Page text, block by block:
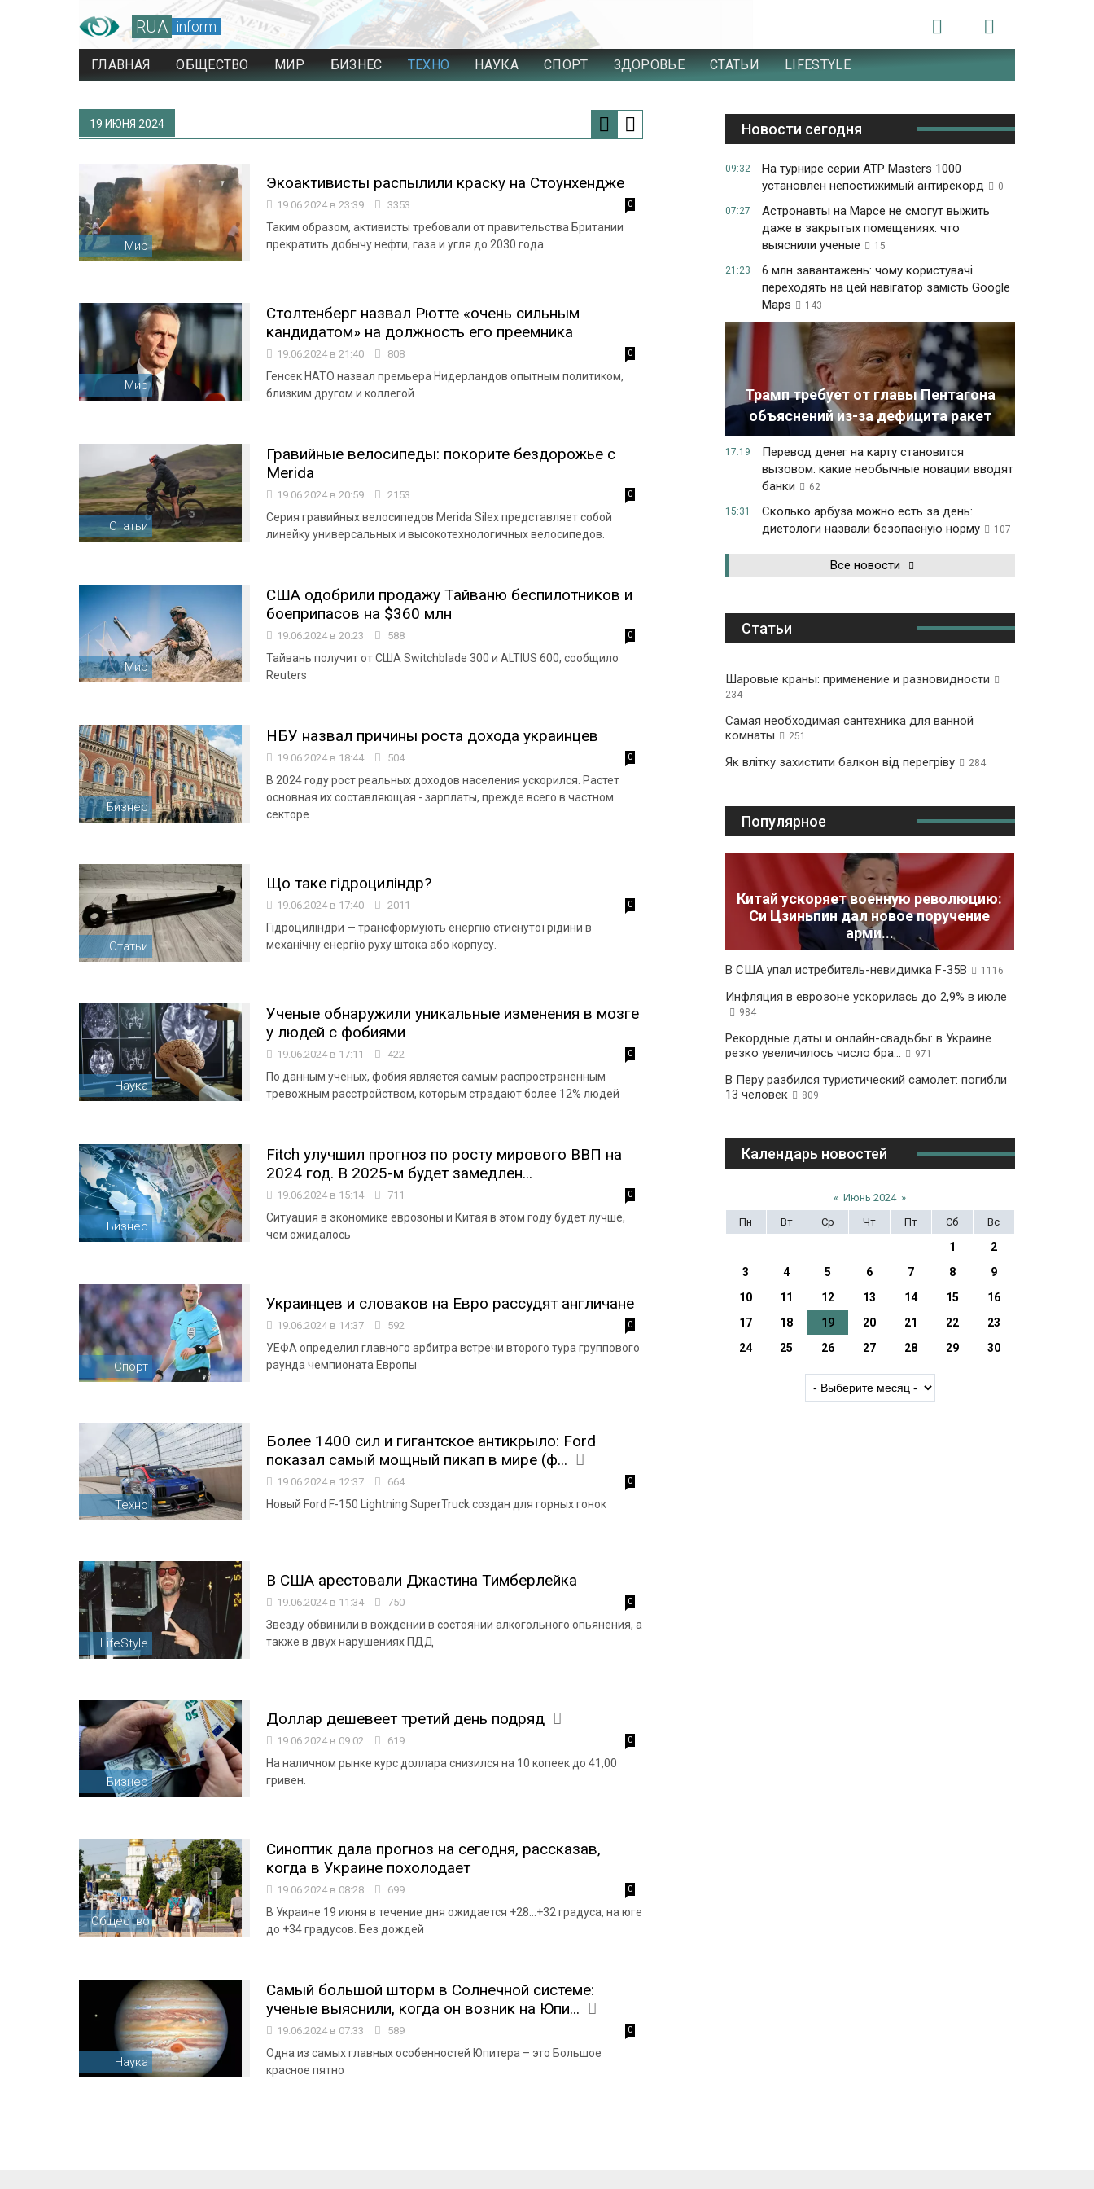
RUA inform
ГЛАВНАЯ ОБЩЕСТВО МИР БИЗНЕС ТЕХНО НАУКА СПОРТ ЗДОРОВЬЕ СТАТЬИ LIFESTYLE
19 ИЮНЯ 2024
Мир
Экоактивисты распылили краску на Стоунхендже
19.06.2024 в 23:39 3353 0
Таким образом, активисты требовали от правительства Британии
прекратить добычу нефти, газа и угля до 2030 года
Мир
Столтенберг назвал Рютте «очень сильным
кандидатом» на должность его преемника
19.06.2024 в 21:40 808 0
Генсек НАТО назвал премьера Нидерландов опытным политиком,
близким другом и коллегой
Статьи
Гравийные велосипеды: покорите бездорожье с
Merida
19.06.2024 в 20:59 2153 0
Серия гравийных велосипедов Merida Silex представляет собой
линейку универсальных и высокотехнологичных велосипедов.
Мир
США одобрили продажу Тайваню беспилотников и
боеприпасов на $360 млн
19.06.2024 в 20:23 588 0
Тайвань получит от США Switchblade 300 и ALTIUS 600, сообщило
Reuters
Бизнес
НБУ назвал причины роста дохода украинцев
19.06.2024 в 18:44 504 0
В 2024 году рост реальных доходов населения ускорился. Растет
основная их составляющая - зарплаты, прежде всего в частном
секторе
Статьи
Що таке гідроциліндр?
19.06.2024 в 17:40 2011 0
Гідроциліндри — трансформують енергію стиснутої рідини в
механічну енергію руху штока або корпусу.
Наука
Ученые обнаружили уникальные изменения в мозге
у людей с фобиями
19.06.2024 в 17:11 422 0
По данным ученых, фобия является самым распространенным
тревожным расстройством, которым страдают более 12% людей
Бизнес
Fitch улучшил прогноз по росту мирового ВВП на
2024 год. В 2025-м будет замедлен...
19.06.2024 в 15:14 711 0
Ситуация в экономике еврозоны и Китая в этом году будет лучше,
чем ожидалось
Спорт
Украинцев и словаков на Евро рассудят англичане
19.06.2024 в 14:37 592 0
УЕФА определил главного арбитра встречи второго тура группового
раунда чемпионата Европы
Техно
Более 1400 сил и гигантское антикрыло: Ford
показал самый мощный пикап в мире (ф...
19.06.2024 в 12:37 664 0
Новый Ford F-150 Lightning SuperTruck создан для горных гонок
LifeStyle
В США арестовали Джастина Тимберлейка
19.06.2024 в 11:34 750 0
Звезду обвинили в вождении в состоянии алкогольного опьянения, а
также в двух нарушениях ПДД
Бизнес
Доллар дешевеет третий день подряд
19.06.2024 в 09:02 619 0
На наличном рынке курс доллара снизился на 10 копеек до 41,00
гривен.
Общество
Синоптик дала прогноз на сегодня, рассказав,
когда в Украине похолодает
19.06.2024 в 08:28 699 0
В Украине 19 июня в течение дня ожидается +28...+32 градуса, на юге
до +34 градусов. Без дождей
Наука
Самый большой шторм в Солнечной системе:
ученые выяснили, когда он возник на Юпи...
19.06.2024 в 07:33 589 0
Одна из самых главных особенностей Юпитера – это Большое
красное пятно
Новости сегодня
09:32
На турнире серии ATP Masters 1000
установлен непостижимый антирекорд
0
07:27
Астронавты на Марсе не смогут выжить
даже в закрытых помещениях: что
выяснили ученые
15
21:23
6 млн завантажень: чому користувачі
переходять на цей навігатор замість Google
Maps
143
Трамп требует от главы Пентагона
объяснений из-за дефицита ракет
17:19
Перевод денег на карту становится
вызовом: какие необычные новации вводят
банки
62
15:31
Сколько арбуза можно есть за день:
диетологи назвали безопасную норму
107
Все новости
Статьи
Шаровые краны: применение и разновидности
234
Самая необходимая сантехника для ванной
комнаты
251
Як влітку захистити балкон від перегріву 284
Популярное
Китай ускоряет военную революцию:
Си Цзиньпин дал новое поручение
арми...
В США упал истребитель-невидимка F-35B 1116
Инфляция в еврозоне ускорилась до 2,9% в июле
984
Рекордные даты и онлайн-свадьбы: в Украине
резко увеличилось число бра...
971
В Перу разбился туристический самолет: погибли
13 человек
809
Календарь новостей
« Июнь 2024 »
Пн
Вт Ср Чт Пт Сб Вс
1
2
3
4 5 6 7 8
9
10
11 12 13 14 15
16
17
18 19 20 21 22
23
24
25 26 27 28 29 30